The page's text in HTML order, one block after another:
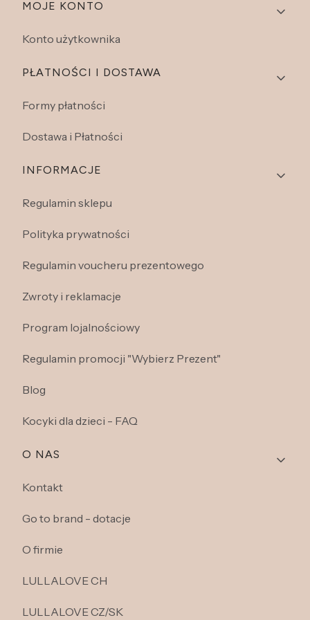
Linki w stopce
MOJE KONTO
Konto użytkownika
PŁATNOŚCI I DOSTAWA
Formy płatności
Dostawa i Płatności
INFORMACJE
Regulamin sklepu
Polityka prywatności
Regulamin voucheru prezentowego
Zwroty i reklamacje
Program lojalnościowy
Regulamin promocji "Wybierz Prezent"
Blog
Kocyki dla dzieci - FAQ
O NAS
Kontakt
Go to brand - dotacje
O firmie
LULLALOVE CH
LULLALOVE CZ/SK